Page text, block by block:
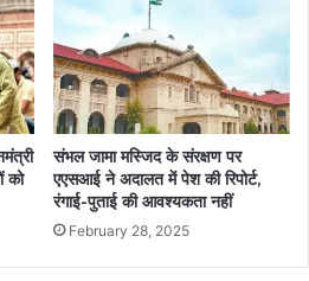
को
संभल जामा मस्जिद के संरक्षण पर
एएसआई ने अदालत में पेश की रिपोर्ट,
रंगाई-पुताई की आवश्यकता नहीं
February 28, 2025